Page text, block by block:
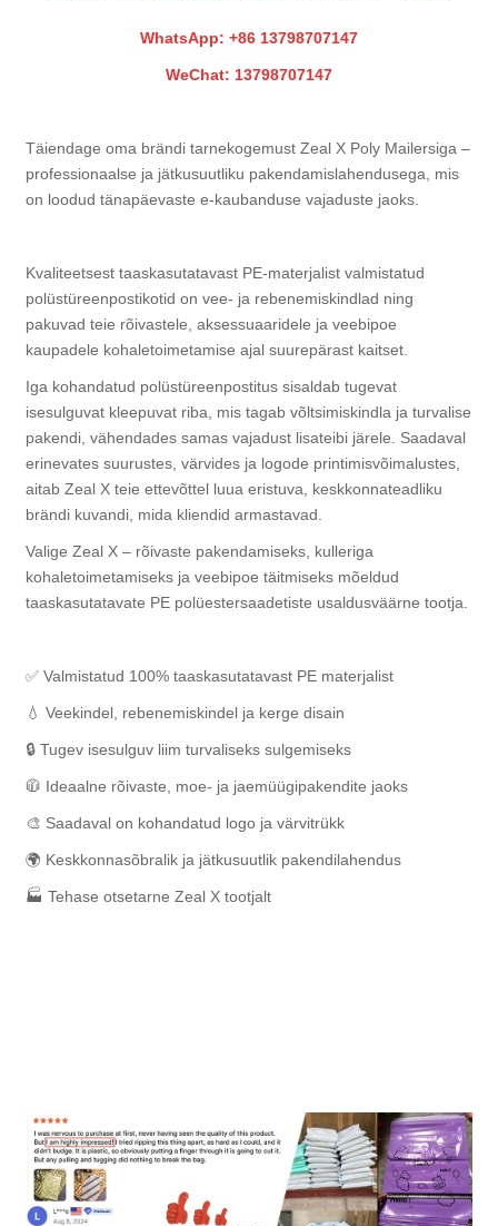
WhatsApp: +86 13798707147
WeChat: 13798707147
Täiendage oma brändi tarnekogemust Zeal X Poly Mailersiga –
professionaalse ja jätkusuutliku pakendamislahendusega, mis
on loodud tänapäevaste e-kaubanduse vajaduste jaoks.
Kvaliteetsest taaskasutatavast PE-materjalist valmistatud
polüstüreenpostikotid on vee- ja rebenemiskindlad ning
pakuvad teie rõivastele, aksessuaaridele ja veebipoe
kaupadele kohaletoimetamise ajal suurepärast kaitset.
Iga kohandatud polüstüreenpostitus sisaldab tugevat
isesulguvat kleepuvat riba, mis tagab võltsimiskindla ja turvalise
pakendi, vähendades samas vajadust lisateibi järele. Saadaval
erinevates suurustes, värvides ja logode printimisvõimalustes,
aitab Zeal X teie ettevõttel luua eristuva, keskkonnateadliku
brändi kuvandi, mida kliendid armastavad.
Valige Zeal X – rõivaste pakendamiseks, kulleriga
kohaletoimetamiseks ja veebipoe täitmiseks mõeldud
taaskasutatavate PE polüestersaadetiste usaldusväärne tootja.
✅ Valmistatud 100% taaskasutatavast PE materjalist
💧 Veekindel, rebenemiskindel ja kerge disain
🔒 Tugev isesulguv liim turvaliseks sulgemiseks
🧥 Ideaalne rõivaste, moe- ja jaemüügipakendite jaoks
🎨 Saadaval on kohandatud logo ja värvitrükk
🌍 Keskkonnasõbralik ja jätkusuutlik pakendilahendus
🏭 Tehase otsetarne Zeal X tootjalt